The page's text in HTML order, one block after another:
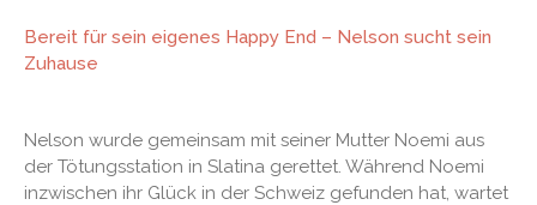
Bereit für sein eigenes Happy End – Nelson sucht sein
Zuhause
Nelson wurde gemeinsam mit seiner Mutter Noemi aus
der Tötungsstation in Slatina gerettet. Während Noemi
inzwischen ihr Glück in der Schweiz gefunden hat, wartet